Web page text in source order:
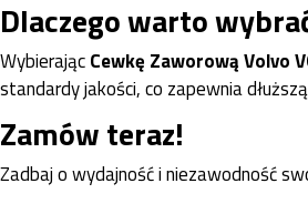
Dlaczego warto
WybierającCewkę Zaworową Volvo
standardy jakości, co zapewnia
Zamów teraz!
Zadbaj o wydajność i niezawodność